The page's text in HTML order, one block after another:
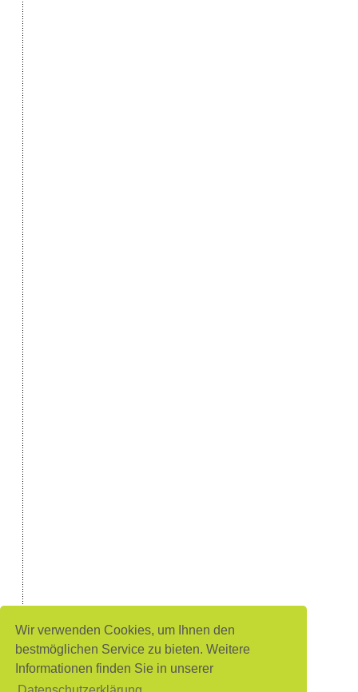
Wir verwenden Cookies, um Ihnen den
bestmöglichen Service zu bieten. Weitere
Informationen finden Sie in unserer